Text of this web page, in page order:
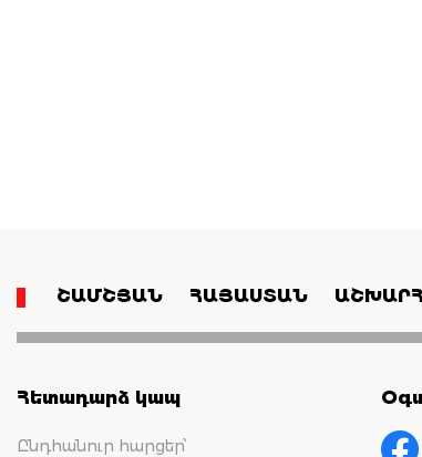
ՇԱՄՇՅԱՆ ՀԱՅԱՍՏԱՆ ԱՇԽԱՐՀ
Հետադարձ կապ
Ընդհանուր հարցեր՝